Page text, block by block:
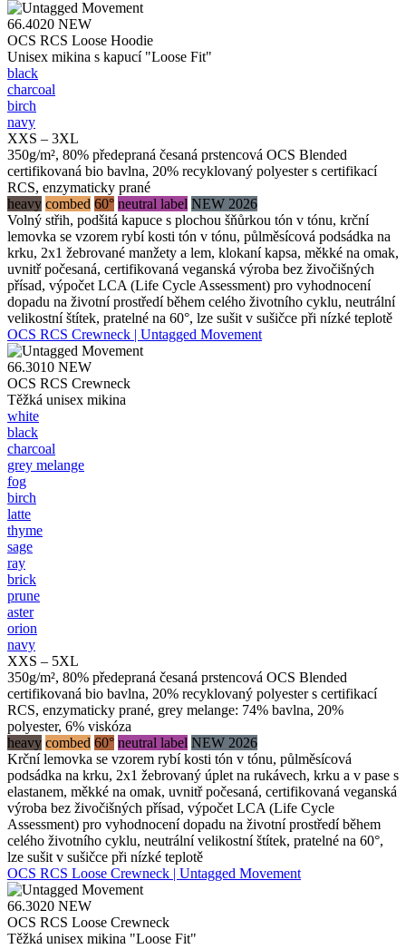
66.4020 NEW
OCS RCS Loose Hoodie
Unisex mikina s kapucí "Loose Fit"
black
charcoal
birch
navy
XXS – 3XL
350g/m², 80% předepraná česaná prstencová OCS Blended
certifikovaná bio bavlna, 20% recyklovaný polyester s certifikací
RCS, enzymaticky prané
heavy combed 60° neutral label NEW 2026
Volný střih, podšitá kapuce s plochou šňůrkou tón v tónu, krční
lemovka se vzorem rybí kosti tón v tónu, půlměsícová podsádka na
krku, 2x1 žebrované manžety a lem, klokaní kapsa, měkké na omak,
uvnitř počesaná, certifikovaná veganská výroba bez živočišných
přísad, výpočet LCA (Life Cycle Assessment) pro vyhodnocení
dopadu na životní prostředí během celého životního cyklu, neutrální
velikostní štítek, pratelné na 60°, lze sušit v sušičce při nízké teplotě
OCS RCS Crewneck | Untagged Movement
66.3010 NEW
OCS RCS Crewneck
Těžká unisex mikina
white
black
charcoal
grey melange
fog
birch
latte
thyme
sage
ray
brick
prune
aster
orion
navy
XXS – 5XL
350g/m², 80% předepraná česaná prstencová OCS Blended
certifikovaná bio bavlna, 20% recyklovaný polyester s certifikací
RCS, enzymaticky prané, grey melange: 74% bavlna, 20%
polyester, 6% viskóza
heavy combed 60° neutral label NEW 2026
Krční lemovka se vzorem rybí kosti tón v tónu, půlměsícová
podsádka na krku, 2x1 žebrovaný úplet na rukávech, krku a v pase s
elastanem, měkké na omak, uvnitř počesaná, certifikovaná veganská
výroba bez živočišných přísad, výpočet LCA (Life Cycle
Assessment) pro vyhodnocení dopadu na životní prostředí během
celého životního cyklu, neutrální velikostní štítek, pratelné na 60°,
lze sušit v sušičce při nízké teplotě
OCS RCS Loose Crewneck | Untagged Movement
66.3020 NEW
OCS RCS Loose Crewneck
Těžká unisex mikina "Loose Fit"